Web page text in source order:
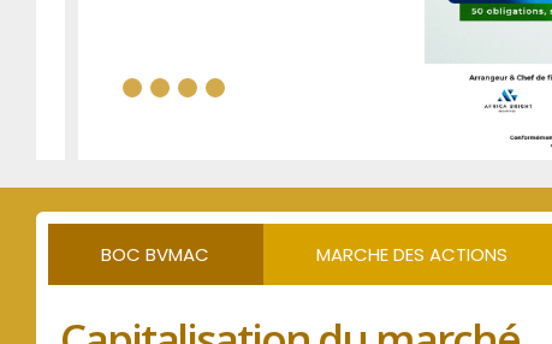
BOC BVMAC MARCHE DES ACTIONS